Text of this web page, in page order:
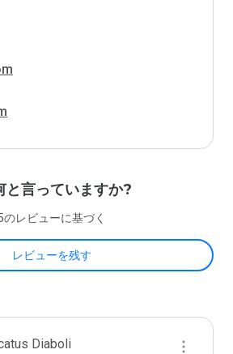
と言っていますか?
のレビューに基づく
レビューを残す
Diaboli